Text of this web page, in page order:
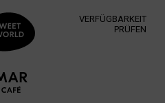
VERFÜGBARKEIT
PRÜFEN